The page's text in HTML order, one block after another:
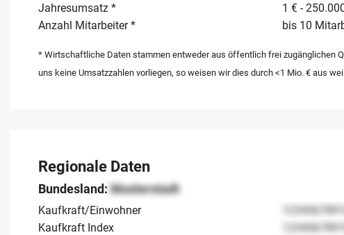
Jahresumsatz *
1 € -
Anzahl Mitarbeiter *
bis 10
* Wirtschaftliche Daten stammen entweder aus öffentlich frei zugänglichen
uns keine Umsatzzahlen vorliegen, so weisen wir dies durch <1 Mio. € aus
Regionale Daten
Bundesland:Musterstadt
Kaufkraft/Einwohner
12345678910
Kaufkraft Index
12345678910